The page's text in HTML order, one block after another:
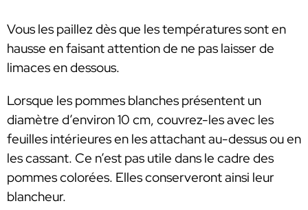
Vous les paillez dès que les températures sont en
hausse en faisant attention de ne pas laisser de
limaces en dessous.
Lorsque les pommes blanches présentent un
diamètre d’environ 10 cm, couvrez-les avec les
feuilles intérieures en les attachant au-dessus ou en
les cassant. Ce n’est pas utile dans le cadre des
pommes colorées. Elles conserveront ainsi leur
blancheur.